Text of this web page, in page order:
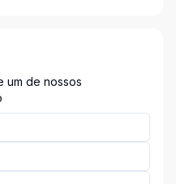
um de nossos